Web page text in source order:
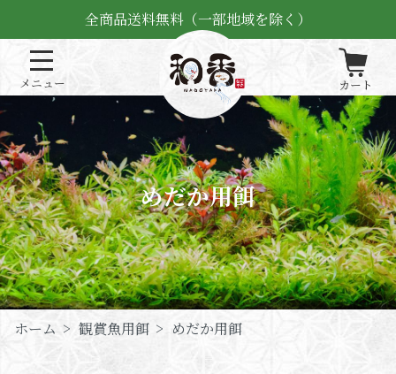
全商品送料無料（一部地域を除く）
めだか用餌
ホーム > 観賞魚用餌 > めだか用餌